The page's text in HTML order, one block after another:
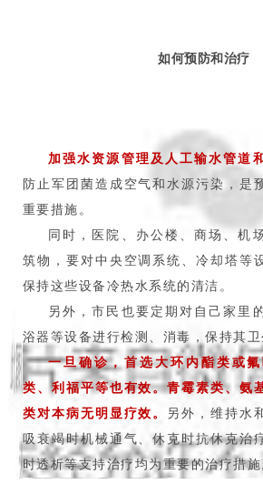
如何预防和治疗
加强水资源管理及人工输水管道
防止军团菌造成空气和水源污染，是
重要措施。
同时，医院、办公楼、商场、机
筑物，要对中央空调系统、冷却塔等
保持这些设备冷热水系统的清洁。
另外，市民也要定期对自己家里
浴器等设备进行检测、消毒，保持其卫
一旦确诊，首选大环内酯类或
类、利福平等也有效。青霉素类、氨
类对本病无明显疗效。
另外，维持水
吸衰竭时机械通气、休克时抗休克治
时透析等支持治疗均为重要的治疗措施